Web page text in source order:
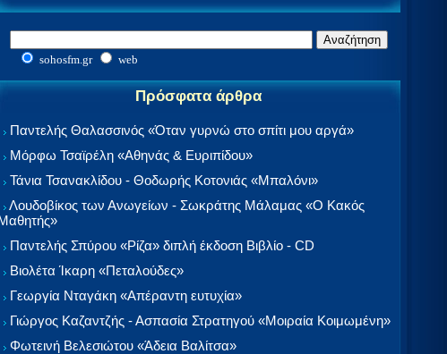
sohosfm.gr web
Πρόσφατα άρθρα
Παντελής Θαλασσινός «Όταν γυρνώ στο σπίτι μου αργά»
Μόρφω Τσαϊρέλη «Αθηνάς & Ευριπίδου»
Τάνια Τσανακλίδου - Θοδωρής Κοτονιάς «Μπαλόνι»
Λουδοβίκος των Ανωγείων - Σωκράτης Μάλαμας «Ο Κακός
Παντελής Σπύρου «Ρίζα» διπλή έκδοση Βιβλίο - CD
Βιολέτα Ίκαρη «Πεταλούδες»
Γεωργία Νταγάκη «Aπέραντη ευτυχία»
Γιώργος Καζαντζής - Ασπασία Στρατηγού «Μοιραία Κοιμωμένη»
Φωτεινή Βελεσιώτου «Άδεια Βαλίτσα»